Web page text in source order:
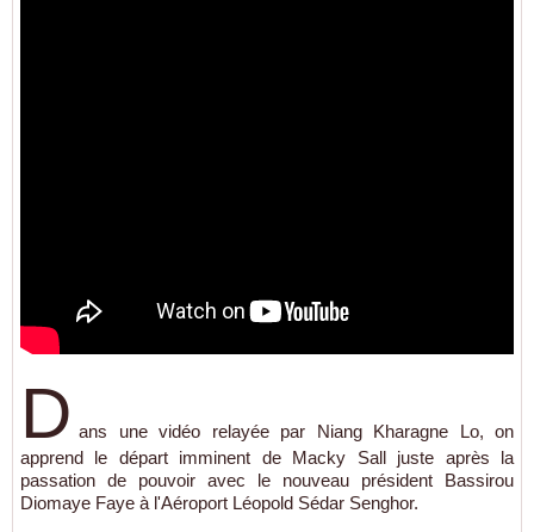
D ans une vidéo relayée par Niang Kharagne Lo, on
apprend le départ imminent de Macky Sall juste après la
passation de pouvoir avec le nouveau président Bassirou
Diomaye Faye à l'Aéroport Léopold Sédar Senghor.